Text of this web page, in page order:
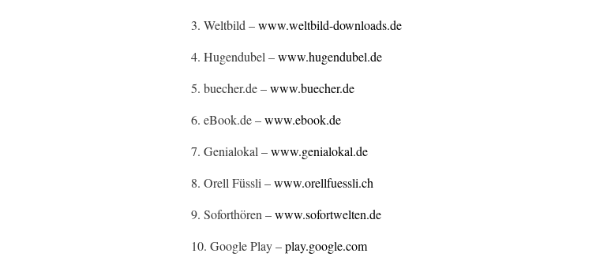
3. Weltbild –www.weltbild-downloads.de
4. Hugendubel –www.hugendubel.de
5. buecher.de –www.buecher.de
6. eBook.de –www.ebook.de
7. Genialokal –www.genialokal.de
8. Orell Füssli –www.orellfuessli.ch
9. Soforthören –www.sofortwelten.de
10. Google Play –play.google.com